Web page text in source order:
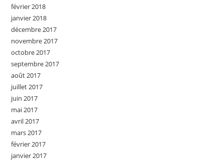
février 2018
janvier 2018
décembre 2017
novembre 2017
octobre 2017
septembre 2017
août 2017
juillet 2017
juin 2017
mai 2017
avril 2017
mars 2017
février 2017
janvier 2017